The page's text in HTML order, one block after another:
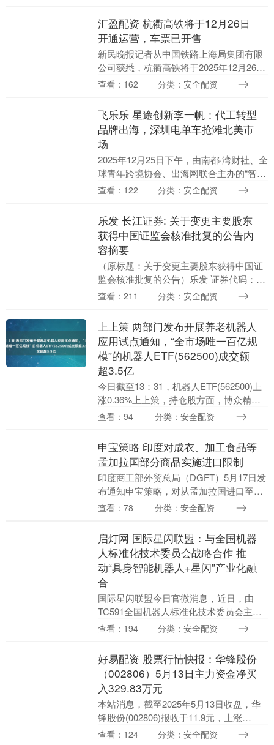
汇盈配资 杭衢高铁将于12月26日
开通运营，车票已开售
新民晚报记者从中国铁路上海局集团有限
公司获悉，杭衢高铁将于2025年12月26日
开通运营，车票自2025年12月25日19时起
查看：162 分类：安全配资
飞乐乐 星途创新李一帆：代工转型
品牌出海，深圳电单车抢滩北美市
场
2025年12月25日下午，由南都·湾财社、全
球青年跨境协会、出海网联合主办的“智造
出海・跨境向新”湾区跨境出海论坛“海上
店....
查看：122 分类：安全配资
乐发 长江证券: 关于变更主要股东
获得中国证监会核准批复的公告内
容摘要
（原标题：关于变更主要股东获得中国证
监会核准批复的公告）乐发 证券代码：
000783 证券简称：长江证券 公告编号：
查看：211 分类：安全配资
上上策 两部门发布开展养老机器人
应用试点通知，“全市场唯一百亿规
模”的机器人ETF(562500)成交额
超3.5亿
今日截至13：31，机器人ETF(562500)上
涨0.36%上上策，持仓股方面，博众精工
上涨5.62%领涨，亿嘉和上涨4.19%，盈峰
查看：94 分类：安全配资
申宝策略 印度对成衣、加工食品等
孟加拉国部分商品实施进口限制
印度商工部外贸总局（DGFT）5月17日发
布通知申宝策略，对从孟加拉国进口至印
度的部分商品（成衣、加工食品等）实施
往尼泊尔和....
查看：78 分类：安全配资
启灯网 国际星闪联盟：与全国机器
人标准化技术委员会战略合作 推
动“具身智能机器人+星闪”产业化融
合
国际星闪联盟今日官微消息，近日，由
TC591全国机器人标准化技术委员会主办
的“具身智能+新一代通信标准技术研讨
准化技术....
查看：194 分类：安全配资
好易配资 股票行情快报：华锋股份
（002806）5月13日主力资金净买
入329.83万元
本站消息，截至2025年5月13日收盘，华
锋股份(002806)报收于11.9元，上涨
0.08%，换手率3.51%好易配资，成交量
查看：124 分类：安全配资